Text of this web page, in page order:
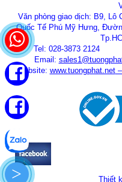
Văn phòng giao dịch: B9, Lô
Quốc Tế Phú Mỹ Hưng,
Tel: 028-3873
Email:
Website: www.tuongphat.net–
Thiết
>